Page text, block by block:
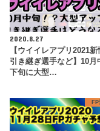
2020.8.27
【ウイイレアプリ2021新
引き継ぎ選手など】10月
下旬に大型…